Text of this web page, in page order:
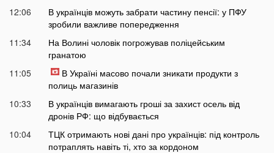
12:06
В українців можуть забрати частину пенсії: у ПФУ
зробили важливе попередження
11:34
На Волині чоловік погрожував поліцейським
гранатою
11:05
В Україні масово почали зникати продукти з
полиць магазинів
10:33
В українців вимагають гроші за захист осель від
дронів РФ: що відбувається
10:04
ТЦК отримають нові дані про українців: під контроль
потраплять навіть ті, хто за кордоном